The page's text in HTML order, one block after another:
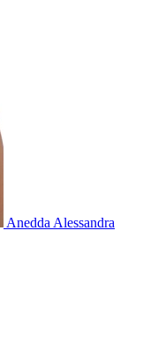
AneddaAlessandra